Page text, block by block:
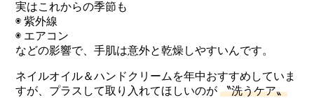
実はこれからの季節も
◉ 紫外線
◉ エアコン
などの影響で、手肌は意外と乾燥しやすいんです。
ネイルオイル＆ハンドクリームを年中おすすめしていま
すが、プラスして取り入れてほしいのが〝洗うケア〟